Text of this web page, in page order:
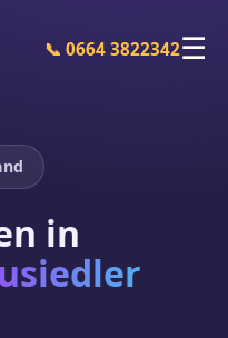
📞 0664 3822342☰
in